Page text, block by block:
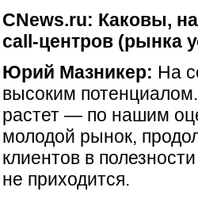
CNews.ru: Каковы,
call-центров (рынка
Юрий Мазникер: На
высоким
растет — по нашим
молодой рынок,
клиентов в
не приходится.